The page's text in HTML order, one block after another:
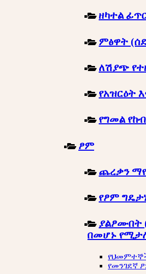
ዘካተል
ምፅዋት
ለሽያጭ
የአዝርዕት
የግመል
ፆም
ጨረቃን
የፆም
ያልፆሙበት
በመሆኑ
የመንገደኛ